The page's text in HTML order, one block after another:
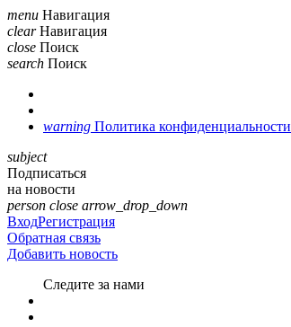
menu Навигация
clear Навигация
close Поиск
search Поиск
warning Политика конфиденциальности
subject
Подписаться
на новости
person close arrow_drop_down
ВходРегистрация
Обратная связь
Добавить новость
Cледите за нами